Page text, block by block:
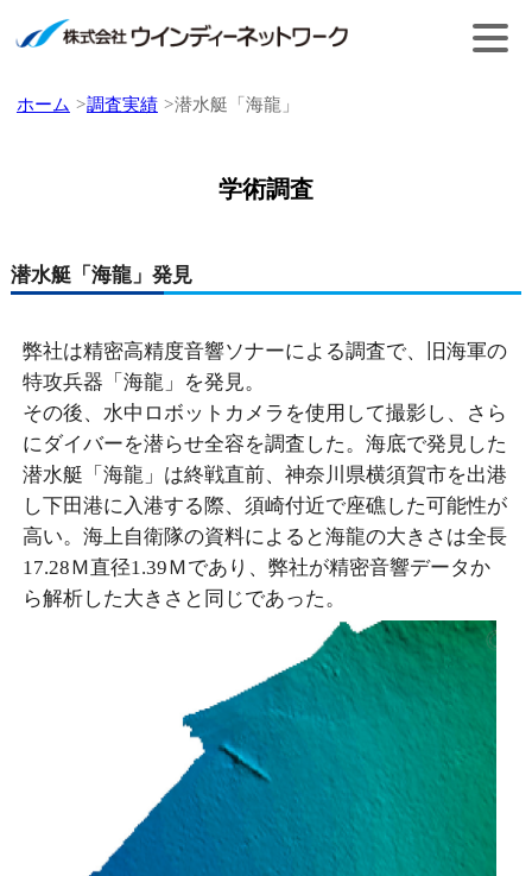
ホーム 調査実績 潜水艇「海龍」
学術調査
潜水艇「海龍」発見
弊社は精密高精度音響ソナーによる調査で、旧海軍の
特攻兵器「海龍」を発見。
その後、水中ロボットカメラを使用して撮影し、さら
にダイバーを潜らせ全容を調査した。海底で発見した
潜水艇「海龍」は終戦直前、神奈川県横須賀市を出港
し下田港に入港する際、須崎付近で座礁した可能性が
高い。海上自衛隊の資料によると海龍の大きさは全長
17.28Ｍ直径1.39Ｍであり、弊社が精密音響データか
ら解析した大きさと同じであった。